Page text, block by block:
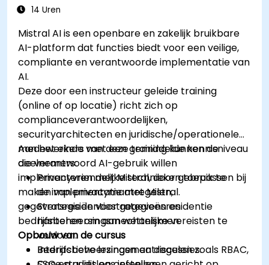
14 Uren
Mistral AI is een openbare en zakelijk bruikbare
AI-platform dat functies biedt voor een veilige,
compliante en verantwoorde implementatie van
AI.
Deze door een instructeur geleide training
(online of op locatie) richt zich op
complianceverantwoordelijken,
securityarchitecten en juridische/operationele
medewerkers met een gemiddelde kennisniveau
die verantwoord AI-gebruik willen
implementeren met Mistral, door gebruik te
maken van privacymaatregelen,
gegevensresidentiestrategieën en
bedrijfsbeheersingsmechanismen.
Aan het einde van deze training kunnen de
deelnemers:
Privacyvriendelijke technieken toepassen bij
de implementatie met Mistral.
Strategieën voor gegevensresidentie
hanteren om aan wettelijke vereisten te
voldoen.
Bedrijfsbeheersingsmaatregelen zoals RBAC,
Opbouw van de cursus
Interactieve lezingen en discussies.